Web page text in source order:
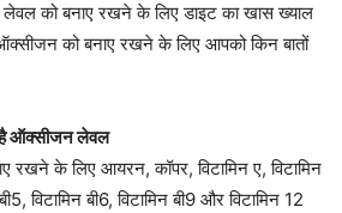
को बनाए रखने के लिए डाइट का खास ख्याल
को बनाए रखने के लिए आपको किन बातों
है ऑक्सीजन लेवल
के लिए आयरन, कॉपर, विटामिन ए, विटामिन
विटामिन बी6, विटामिन बी9 और विटामिन 12